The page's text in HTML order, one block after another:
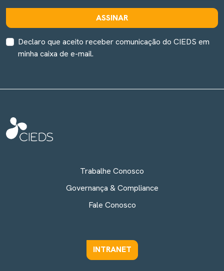
ASSINAR
Declaro que aceito receber comunicação do CIEDS em
minha caixa de e-mail.
Trabalhe Conosco
Governança & Compliance
Fale Conosco
INTRANET